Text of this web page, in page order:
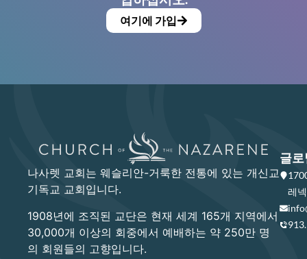
여기에 가입
나사렛 교회는 웨슬리안-거룩한 전통에 있는 개신교
기독교 교회입니다.
1908년에 조직된 교단은 현재 세계 165개 지역에서
30,000개 이상의 회중에서 예배하는 약 250만 명
의 회원들의 고향입니다.
글로
레